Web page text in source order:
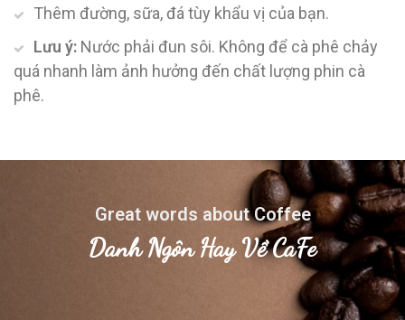
Thêm đường, sữa, đá tùy khẩu vị của bạn.
Lưu ý: Nước phải đun sôi. Không để cà phê chảy
quá nhanh làm ảnh hưởng đến chất lượng phin cà
phê.
Great words about Coffee
Danh Ngôn Hay Về CaFe